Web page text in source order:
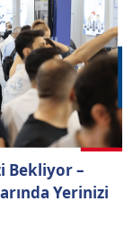
Bekliyor –
Yerinizi